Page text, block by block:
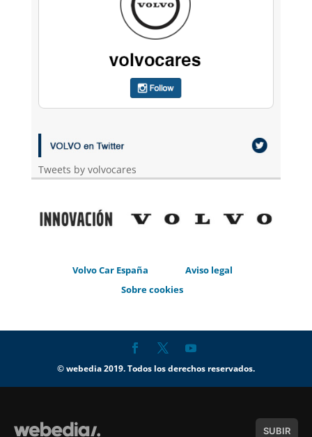
Tweets by volvocares
Volvo Car España
Aviso legal
Sobre cookies
© webedia 2019. Todos los derechos reservados.
SUBIR